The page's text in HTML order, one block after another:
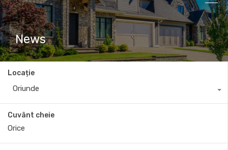
News
Locație
Oriunde
Cuvânt cheie